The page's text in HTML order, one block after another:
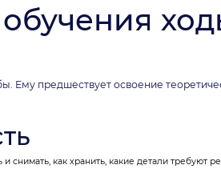
Ему предшествует освоение
снимать, как хранить, какие детали требуют